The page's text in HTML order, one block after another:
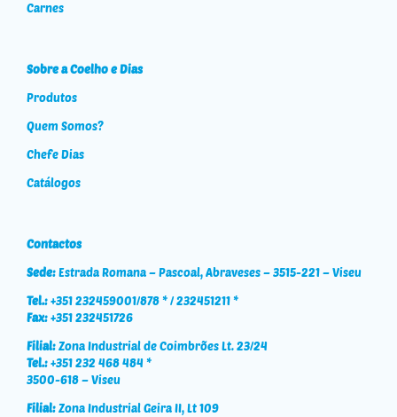
Carnes
Sobre a Coelho e Dias
Produtos
Quem Somos?
Chefe Dias
Catálogos
Contactos
Sede:Estrada Romana – Pascoal, Abraveses – 3515-221 – Viseu
Tel.:+351 232459001/878 * / 232451211 *
Fax:+351 232451726
Filial:Zona Industrial de Coimbrões Lt. 23/24
Tel.:+351 232 468 484 *
3500-618 – Viseu
Filial:Zona Industrial Geira II, Lt 109